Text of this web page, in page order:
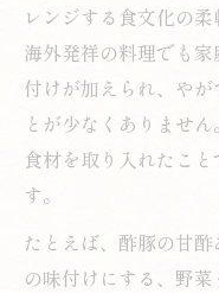
レンジする食文化の柔
海外発祥の料理でも
付けが加えられ、や
とが少なくありませ
食材を取り入れたこ
す。
たとえば、酢豚の甘
の味付けにする、野